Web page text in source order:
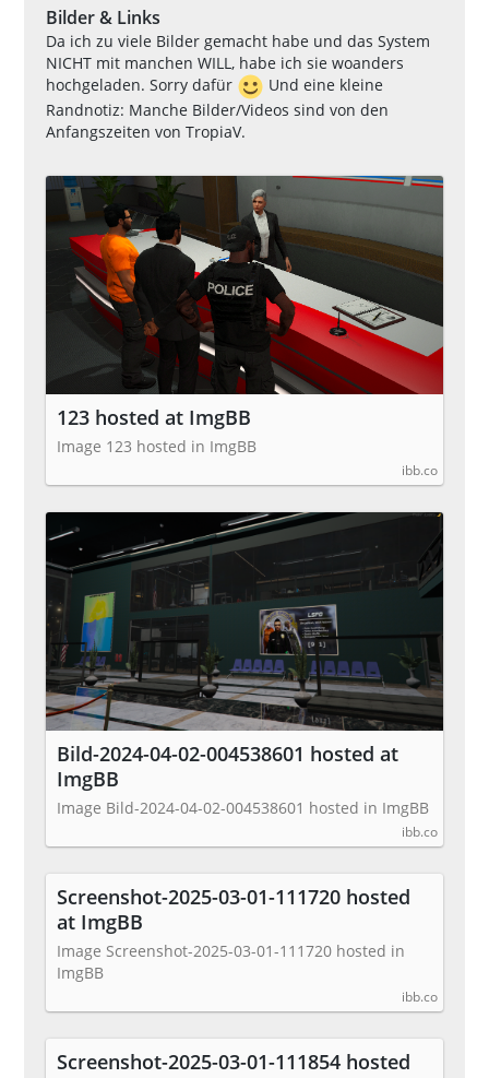
Bilder & Links
Da ich zu viele Bilder gemacht habe und das System
NICHT mit manchen WILL, habe ich sie woanders
hochgeladen. Sorry dafür
Und eine kleine
Randnotiz: Manche Bilder/Videos sind von den
Anfangszeiten von TropiaV.
123 hosted at ImgBB
Image 123 hosted in ImgBB
ibb.co
Bild-2024-04-02-004538601 hosted at
ImgBB
Image Bild-2024-04-02-004538601 hosted in ImgBB
ibb.co
Screenshot-2025-03-01-111720 hosted
at ImgBB
Image Screenshot-2025-03-01-111720 hosted in
ImgBB
ibb.co
Screenshot-2025-03-01-111854 hosted